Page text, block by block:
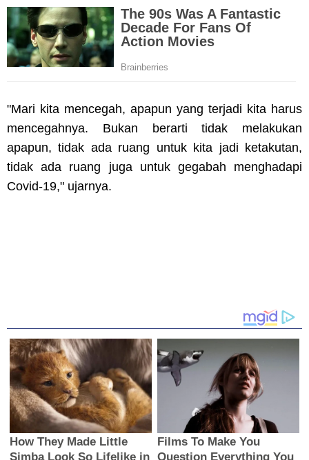
"Mari kita mencegah, apapun yang terjadi kita harus
mencegahnya. Bukan berarti tidak melakukan
apapun, tidak ada ruang untuk kita jadi ketakutan,
tidak ada ruang juga untuk gegabah menghadapi
Covid-19," ujarnya.